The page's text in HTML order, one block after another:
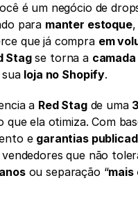
é um negócio de
para manter estoque,
que já compra em
Stag se torna a
loja no Shopify.
a Red Stag de uma
que ela otimiza. Com
e garantias
que não
ou separação “mais